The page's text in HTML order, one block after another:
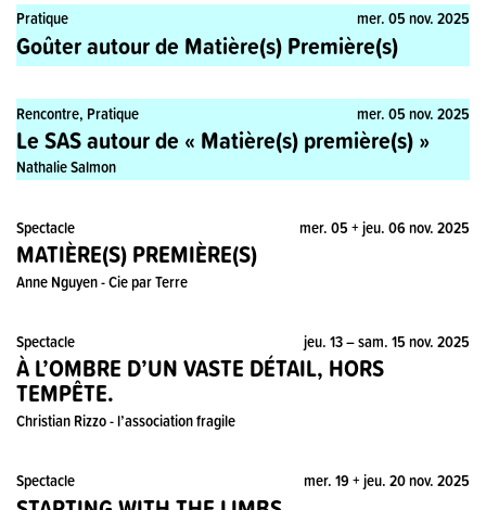
Pratique mer. 05 nov. 2025
Goûter autour de Matière(s) Première(s)
Rencontre, Pratique mer. 05 nov. 2025
Le SAS autour de « Matière(s) première(s) »
Nathalie Salmon
Spectacle mer. 05 + jeu. 06 nov. 2025
MATIÈRE(S) PREMIÈRE(S)
Anne Nguyen - Cie par Terre
Spectacle jeu. 13 – sam. 15 nov. 2025
À L’OMBRE D’UN VASTE DÉTAIL, HORS
TEMPÊTE.
Christian Rizzo - l’association fragile
Spectacle mer. 19 + jeu. 20 nov. 2025